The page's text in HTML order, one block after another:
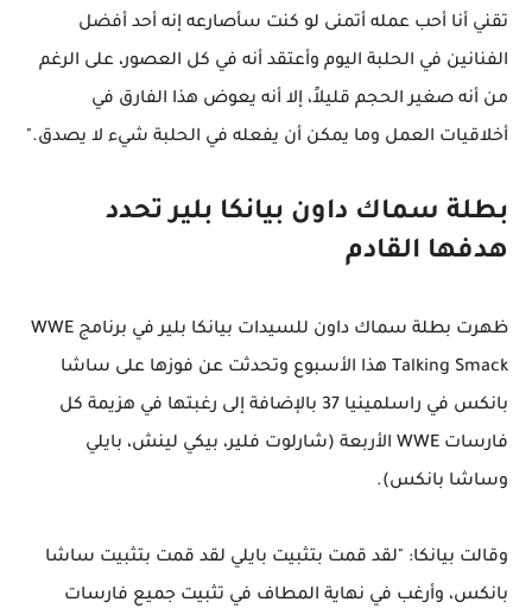
تقني أنا أحب عمله أتمنى لو كنت سأصارعه إنه أحد أفضل
الفنانين في الحلبة اليوم وأعتقد أنه في كل العصور، على الرغم
من أنه صغير الحجم قليلاً، إلا أنه يعوض هذا الفارق في
أخلاقيات العمل وما يمكن أن يفعله في الحلبة شيء لا يصدق."
بطلة سماك داون بيانكا بلير تحدد
هدفها القادم
ظهرت بطلة سماك داون للسيدات بيانكا بلير في برنامج WWE
Talking Smack هذا الأسبوع وتحدثت عن فوزها على ساشا
بانكس في راسلمينيا 37 بالإضافة إلى رغبتها في هزيمة كل
فارسات WWE الأربعة (شارلوت فلير، بيكي لينش، بايلي
وساشا بانكس).
وقالت بيانكا: "لقد قمت بتثبيت بايلي لقد قمت بتثبيت ساشا
بانكس، وأرغب في نهاية المطاف في تثبيت جميع فارسات